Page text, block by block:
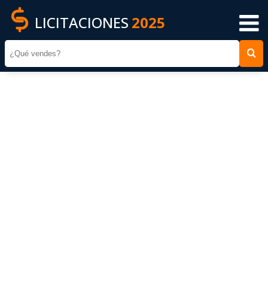
LICITACIONES 2025